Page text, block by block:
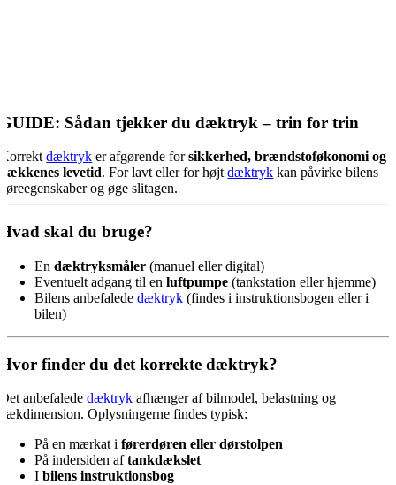
GUIDE: Sådan tjekker du dæktryk – trin for trin
Korrektdæktryk er afgørende forsikkerhed, brændstoføkonomi og
dækkenes levetid. For lavt eller for højtdæktryk kan påvirke bilens
køreegenskaber og øge slitagen.
Hvad skal du bruge?
Endæktryksmåler (manuel eller digital)
Eventuelt adgang til enluftpumpe (tankstation eller hjemme)
Bilens anbefalededæktryk (findes i instruktionsbogen eller i
bilen)
Hvor finder du det korrekte dæktryk?
Det anbefalededæktryk afhænger af bilmodel, belastning og
dækdimension. Oplysningerne findes typisk:
På en mærkat iførerdøren eller dørstolpen
På indersiden aftankdækslet
Ibilens instruktionsbog